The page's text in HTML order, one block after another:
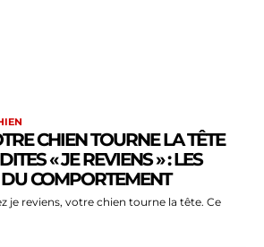
CHIEN TOURNE LA TÊTE
« JE REVIENS » : LES
COMPORTEMENT
je reviens, votre chien tourne la tête. Ce